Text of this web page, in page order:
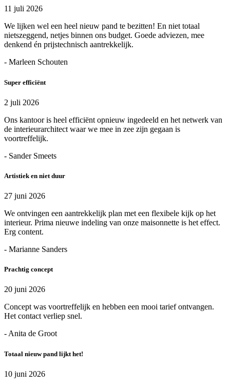
11 juli 2026
We lijken wel een heel nieuw pand te bezitten! En niet totaal
nietszeggend, netjes binnen ons budget. Goede adviezen, mee
denkend én prijstechnisch aantrekkelijk.
- Marleen Schouten
Super efficiënt
2 juli 2026
Ons kantoor is heel efficiënt opnieuw ingedeeld en het netwerk van
de interieurarchitect waar we mee in zee zijn gegaan is
voortreffelijk.
- Sander Smeets
Artistiek en niet duur
27 juni 2026
We ontvingen een aantrekkelijk plan met een flexibele kijk op het
interieur. Prima nieuwe indeling van onze maisonnette is het effect.
Erg content.
- Marianne Sanders
Prachtig concept
20 juni 2026
Concept was voortreffelijk en hebben een mooi tarief ontvangen.
Het contact verliep snel.
- Anita de Groot
Totaal nieuw pand lijkt het!
10 juni 2026